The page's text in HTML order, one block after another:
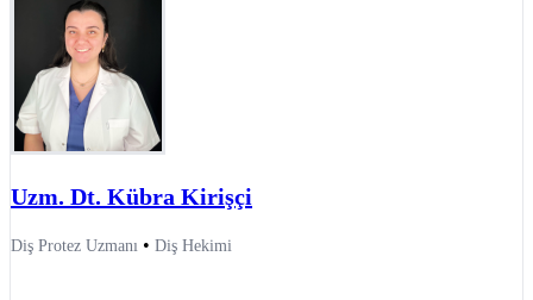
Uzm. Dt. Kübra Kirişçi
Diş Protez Uzmanı • Diş Hekimi